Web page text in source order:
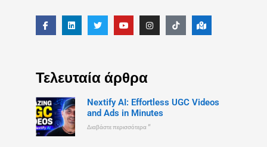
Τελευταία άρθρα
Nextify AI: Effortless UGC Videos
and Ads in Minutes
Διαβάστε περισσότερα "